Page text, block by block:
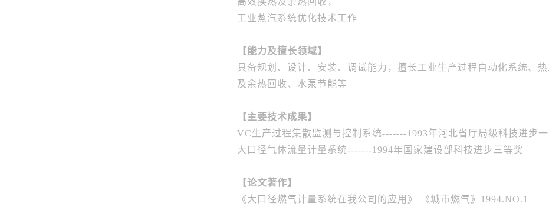
工业蒸汽系统优化技术工作
【能力及擅长领域】
具备规划、设计、安装、调试能力，擅长工业生产过程自动化系统、
及余热回收、水泵节能等
【主要技术成果】
VC生产过程集散监测与控制系统-------1993年河北省厅局级科技进步
大口径气体流量计量系统-------1994年国家建设部科技进步三等奖
【论文著作】
《大口径燃气计量系统在我公司的应用》 《城市燃气》1994.NO.1